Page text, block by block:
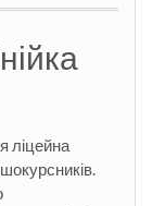
ліцейна